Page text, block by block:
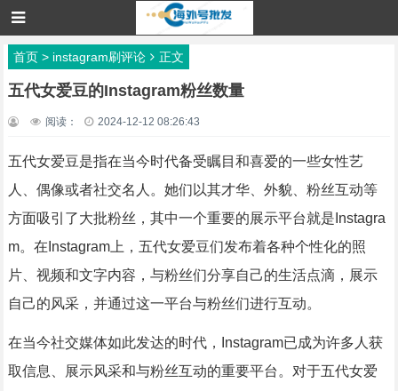
首页> instagram刷评论 正文
五代女爱豆的Instagram粉丝数量
阅读： 2024-12-12 08:26:43
五代女爱豆是指在当今时代备受瞩目和喜爱的一些女性艺
人、偶像或者社交名人。她们以其才华、外貌、粉丝互动等
方面吸引了大批粉丝，其中一个重要的展示平台就是Instagra
m。在Instagram上，五代女爱豆们发布着各种个性化的照
片、视频和文字内容，与粉丝们分享自己的生活点滴，展示
自己的风采，并通过这一平台与粉丝们进行互动。
在当今社交媒体如此发达的时代，Instagram已成为许多人获
取信息、展示风采和与粉丝互动的重要平台。对于五代女爱